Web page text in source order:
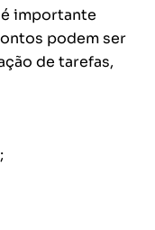
importante
podem ser
de tarefas,